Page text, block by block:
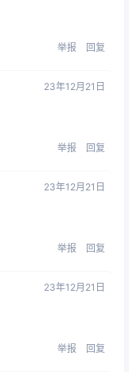
举报 回复
23年12月21日
举报 回复
23年12月21日
举报 回复
23年12月21日
举报 回复